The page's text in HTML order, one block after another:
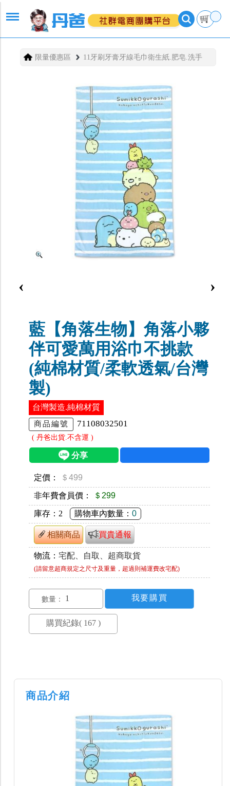
限量優惠區 11牙刷牙膏牙線毛巾衛生紙.肥皂.洗手
‹ ›
藍【角落生物】角落小夥
伴可愛萬用浴巾不挑款
(純棉材質/柔軟透氣/台灣
製)
台灣製造.純棉材質
商品編號 71108032501
( 丹爸出貨.不含運 )
定價： ＄499
非年費會員價： ＄299
庫存： 2 購物車內數量： 0
相關商品 買貴通報
物流： 宅配、自取、超商取貨
(請留意超商規定之尺寸及重量，超過則補運費改宅配)
數量：
商品介紹